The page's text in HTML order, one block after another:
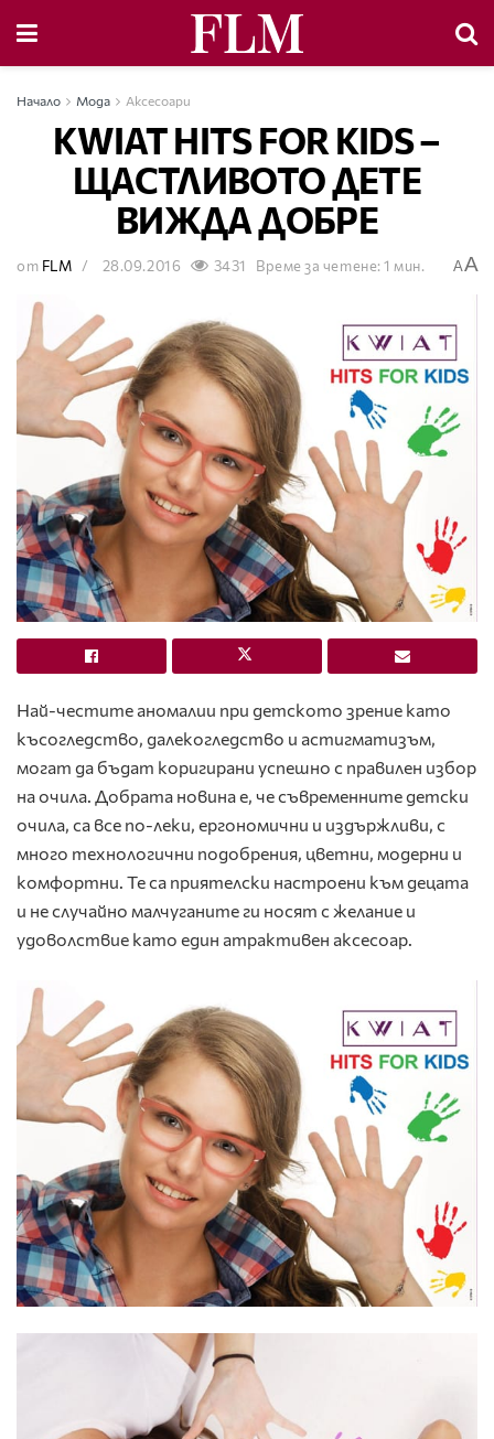
Начало Мода Аксесоари
KWIAT HITS FOR KIDS –
ЩАСТЛИВОТО ДЕТЕ
ВИЖДА ДОБРЕ
от FLM 28.09.2016 3431 Време за четене: 1 мин. AA
Най-честите аномалии при детското зрение като
късогледство, далекогледство и астигматизъм,
могат да бъдат коригирани успешно с правилен избор
на очила. Добрата новина е, че съвременните детски
очила, са все по-леки, ергономични и издържливи, с
много технологични подобрения, цветни, модерни и
комфортни. Те са приятелски настроени към децата
и не случайно малчуганите ги носят с желание и
удоволствие като един атрактивен аксесоар.